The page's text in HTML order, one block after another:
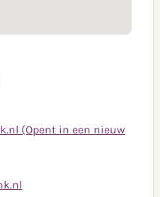
(Opent in een nieuw